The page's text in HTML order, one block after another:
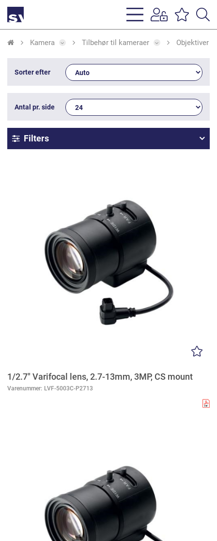
Kamera Tilbehør til kameraer Objektiver
Sorter efter
Antal pr. side
Filters
1/2.7" Varifocal lens, 2.7-13mm, 3MP, CS mount
Varenummer: LVF-5003C-P2713